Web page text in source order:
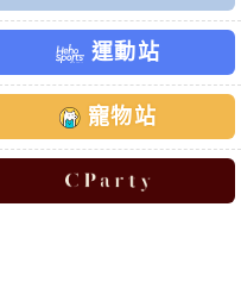
運動站
寵物站